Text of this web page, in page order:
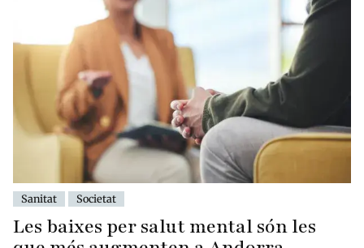
Sanitat Societat
Les baixes per salut mental són les